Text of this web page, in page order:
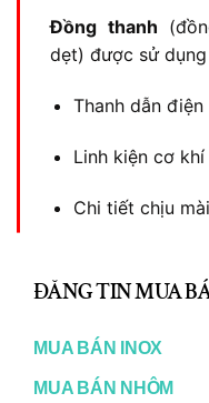
Đồng thanh
dẹt) được sử
Thanh dẫn điện
Linh kiện cơ khí
Chi tiết chịu
Đồng hợp kim chế
nhiều trong các
ĐĂNG TIN MUA
MUA BÁN INOX
MUA BÁN NHÔM